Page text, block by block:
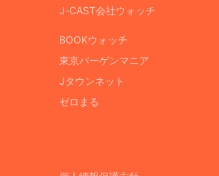
J-CAST会社ウォッチ
BOOKウォッチ
東京バーゲンマニア
Jタウンネット
ゼロまる